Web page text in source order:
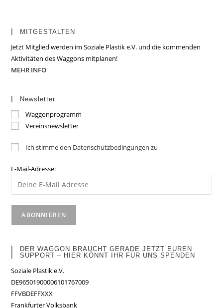
MITGESTALTEN
Jetzt Mitglied werden im Soziale Plastik e.V. und die kommenden
Aktivitäten des Waggons mitplanen!
MEHR INFO
Newsletter
Waggonprogramm
Vereinsnewsletter
Ich stimme den Datenschutzbedingungen zu
E-Mail-Adresse:
DER WAGGON BRAUCHT GERADE JETZT EUREN
SUPPORT – HIER KÖNNT IHR FÜR UNS SPENDEN
Soziale Plastik e.V.
DE96501900006101767009
FFVBDEFFXXX
Frankfurter Volksbank